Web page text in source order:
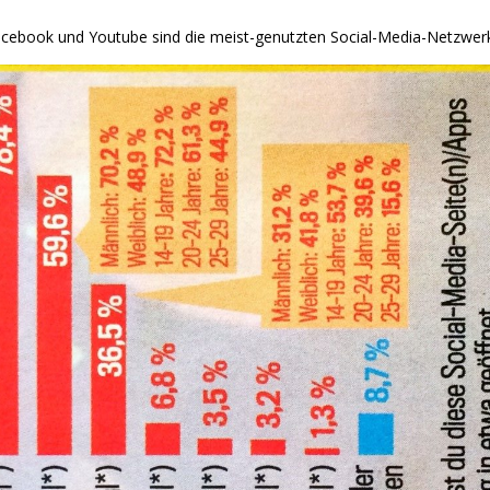
und Youtube sind die meist-genutzten Social-Media-